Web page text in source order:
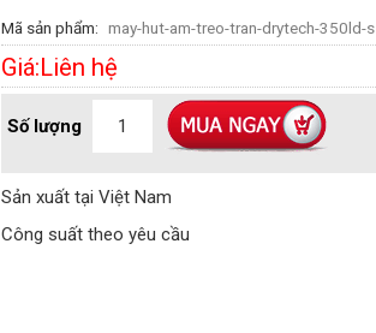
Mã sản phẩm may-hut-am-treo-tran-drytech-350ld-s
Giá:Liên hệ
Số lượng
Sản xuất tại Việt Nam
Công suất theo yêu cầu